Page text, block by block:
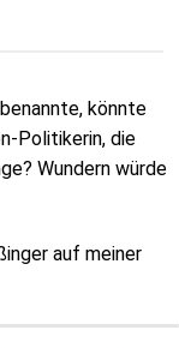
könnte
Politikerin, die
Wundern würde
auf meiner